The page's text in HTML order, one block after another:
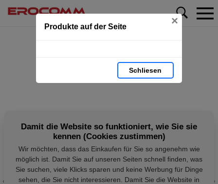
Produkte auf der Seite ×
Schliesen
Damit die Website so funktioniert, wie Sie sie
kennen (Cookies zustimmen)
Wir möchten, dass das Einkaufen für Sie so angenehm wie
möglich ist. Damit Sie auf unseren Seiten schnell finden, was
Sie suchen, viele Klicks sparen und keine Werbung für Dinge
sehen, die Sie nicht interessieren. Damit Sie die Website in